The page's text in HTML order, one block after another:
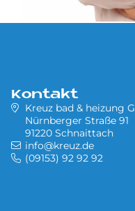
Kontakt
Kreuz bad & heizung
Nürnberger Straße 91
91220 Schnaittach
info@kreuz.de
(09153) 92 92 92